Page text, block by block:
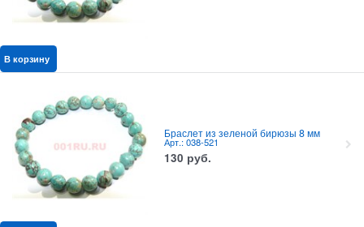
В корзину
Браслет из зеленой бирюзы 8 мм
Арт.: 038-521
130 руб.